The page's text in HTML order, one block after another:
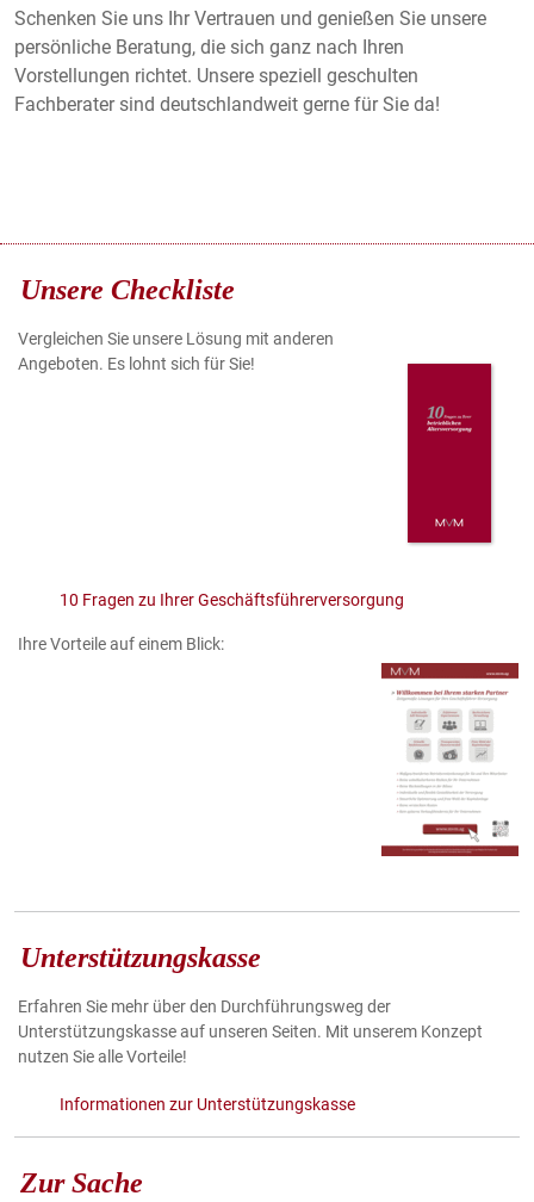
Schenken Sie uns Ihr Vertrauen und genießen Sie unsere
persönliche Beratung, die sich ganz nach Ihren
Vorstellungen richtet. Unsere speziell geschulten
Fachberater sind deutschlandweit gerne für Sie da!
Unsere Checkliste
Vergleichen Sie unsere Lösung mit anderen
Angeboten. Es lohnt sich für Sie!
10 Fragen zu Ihrer Geschäftsführerversorgung
Ihre Vorteile auf einem Blick:
Unterstützungskasse
Erfahren Sie mehr über den Durchführungsweg der
Unterstützungskasse auf unseren Seiten. Mit unserem Konzept
nutzen Sie alle Vorteile!
Informationen zur Unterstützungskasse
Zur Sache